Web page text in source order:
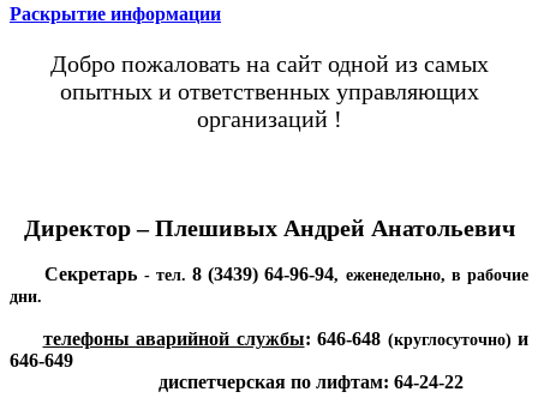
Раскрытие информации
Добро пожаловать на сайт одной из самых
опытных и ответственных управляющих
организаций !
Директор – Плешивых Андрей Анатольевич
Секретарь - тел.8 (3439) 64-96-94, еженедельно, в рабочие
дни.
телефоны аварийной службы: 646-648 (круглосуточно) и
646-649
диспетчерская по лифтам: 64-24-22